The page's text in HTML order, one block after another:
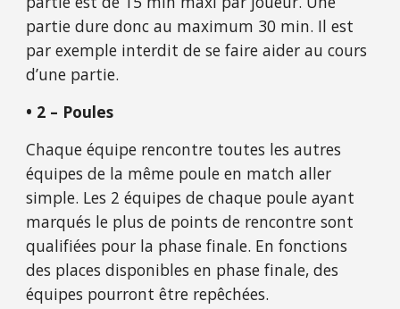
partie dure donc au maximum 30 min. Il est
par exemple interdit de se faire aider au cours
d’une partie.
• 2 – Poules
Chaque équipe rencontre toutes les autres
équipes de la même poule en match aller
simple. Les 2 équipes de chaque poule ayant
marqués le plus de points de rencontre sont
qualifiées pour la phase finale. En fonctions
des places disponibles en phase finale, des
équipes pourront être repêchées.